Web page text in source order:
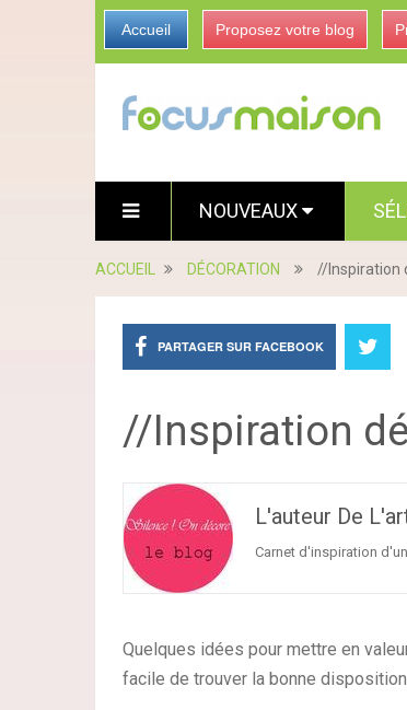
Accueil Proposez votre blog
NOUVEAUX
ACCUEIL DÉCORATION //Inspiration
PARTAGER SUR FACEBOOK
//Inspiration
L'auteur De
Carnet d'inspiration
Quelques idées pour mettre en
facile de trouver la bonne disposition